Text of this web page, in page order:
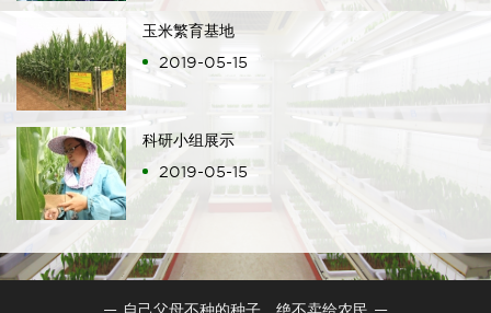
玉米繁育基地
2019-05-15
科研小组展示
2019-05-15
— 自己父母不种的种子，绝不卖给农民 —